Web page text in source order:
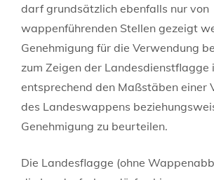
darf grundsätzlich ebenfalls nur von
wappenführenden Stellen gezeigt
Genehmigung für die Verwendung
zum Zeigen der Landesdienstflagge
entsprechend den Maßstäben einer
des Landeswappens
Genehmigung zu beurteilen.
Die Landesflagge (ohne